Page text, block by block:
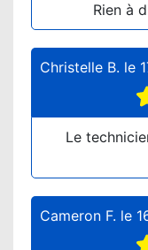
Rien à
Christelle B. le
Le
Cameron F. le